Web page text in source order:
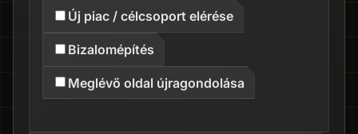
Új piac / célcsoport elérése
Bizalomépítés
Meglévő oldal újragondolása